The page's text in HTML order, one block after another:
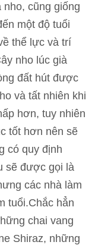
cũng giống
một độ tuổi
thể lực và trí
nho lúc già
đất hút được
và tất nhiên khi
hơn, tuy nhiên
tốt hơn nên sẽ
có quy định
sẽ được gọi là
các nhà làm
tuổi.Chắc hẳn
chai vang
Shiraz, những